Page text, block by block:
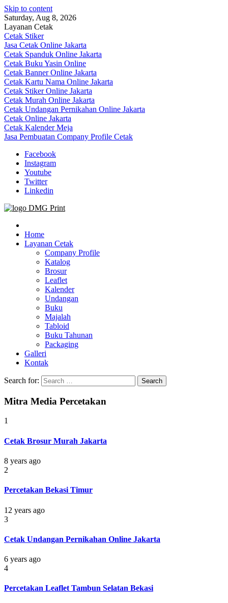
Skip to content
Saturday, Aug 8, 2026
Layanan Cetak
Cetak Stiker
Jasa Cetak Online Jakarta
Cetak Spanduk Online Jakarta
Cetak Buku Yasin Online
Cetak Banner Online Jakarta
Cetak Kartu Nama Online Jakarta
Cetak Stiker Online Jakarta
Cetak Murah Online Jakarta
Cetak Undangan Pernikahan Online Jakarta
Cetak Online Jakarta
Cetak Kalender Meja
Jasa Pembuatan Company Profile Cetak
Facebook
Instagram
Youtube
Twitter
Linkedin
Jasa Cetak Online DMG Printing
Home
Layanan Cetak
Company Profile
Katalog
Brosur
Leaflet
Kalender
Undangan
Buku
Majalah
Tabloid
Buku Tahunan
Packaging
Galleri
Kontak
Search for:
Mitra Media Percetakan
1
Cetak Brosur Murah Jakarta
8 years ago
2
Percetakan Bekasi Timur
12 years ago
3
Cetak Undangan Pernikahan Online Jakarta
6 years ago
4
Percetakan Leaflet Tambun Selatan Bekasi